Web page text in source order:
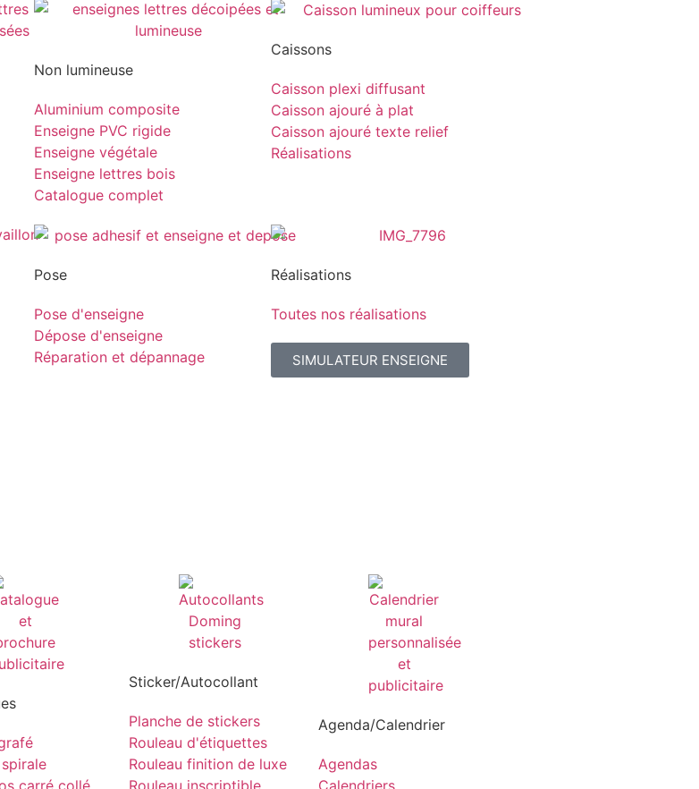
Non lumineuse
Aluminium composite
Enseigne PVC rigide
Enseigne végétale
Enseigne lettres bois
Catalogue complet
Caissons
Caisson plexi diffusant
Caisson ajouré à plat
Caisson ajouré texte relief
Réalisations
Pose
Pose d'enseigne
Dépose d'enseigne
Réparation et dépannage
Réalisations
Toutes nos réalisations
SIMULATEUR ENSEIGNE
carré collé
Sticker/Autocollant
Planche de stickers
Rouleau d'étiquettes
Rouleau finition de luxe
Rouleau inscriptible
Agenda/Calendrier
Agendas
Calendriers